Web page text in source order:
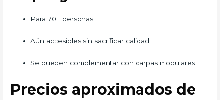
Para 70+ personas
Aún accesibles sin sacrificar calidad
Se pueden complementar con carpas modulares
Precios aproximados de